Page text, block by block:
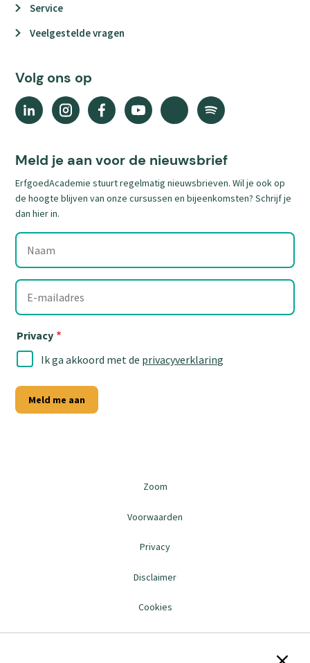
Service
Veelgestelde vragen
Volg ons op
Linkedin
link)
Instagram
link)
Facebook
link)
YouTube
link)
link)
Spotify
link)
Meld je aan voor de nieuwsbrief
ErfgoedAcademie stuurt regelmatig nieuwsbrieven. Wil je ook op
de hoogte blijven van onze cursussen en bijeenkomsten? Schrijf je
dan hier in.
Naam
E-
mailadres
Privacy
Ik ga akkoord met de privacyverklaring
Meld me aan
Zoom
Voorwaarden
Privacy
Disclaimer
Cookies